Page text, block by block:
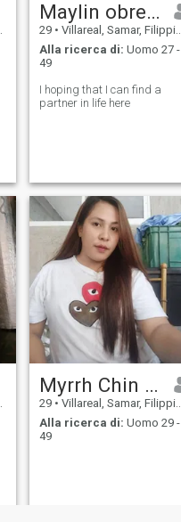
Maylin obregon
29 • Villareal, Samar, Filippine
Alla ricerca di: Uomo 27 -
49
I hoping that I can find a
partner in life here
Myrrh Chin Joyce
29 • Villareal, Samar, Filippine
Alla ricerca di: Uomo 29 -
49